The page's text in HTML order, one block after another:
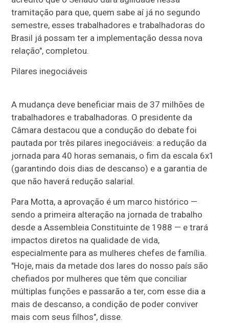
tramitação para que, quem sabe aí já no segundo
semestre, esses trabalhadores e trabalhadoras do
Brasil já possam ter a implementação dessa nova
relação", completou.
Pilares inegociáveis
A mudança deve beneficiar mais de 37 milhões de
trabalhadores e trabalhadoras. O presidente da
Câmara destacou que a condução do debate foi
pautada por três pilares inegociáveis: a redução da
jornada para 40 horas semanais, o fim da escala 6x1
(garantindo dois dias de descanso) e a garantia de
que não haverá redução salarial.
Para Motta, a aprovação é um marco histórico —
sendo a primeira alteração na jornada de trabalho
desde a Assembleia Constituinte de 1988 — e trará
impactos diretos na qualidade de vida,
especialmente para as mulheres chefes de família.
"Hoje, mais da metade dos lares do nosso país são
chefiados por mulheres que têm que conciliar
múltiplas funções e passarão a ter, com esse dia a
mais de descanso, a condição de poder conviver
mais com seus filhos", disse.